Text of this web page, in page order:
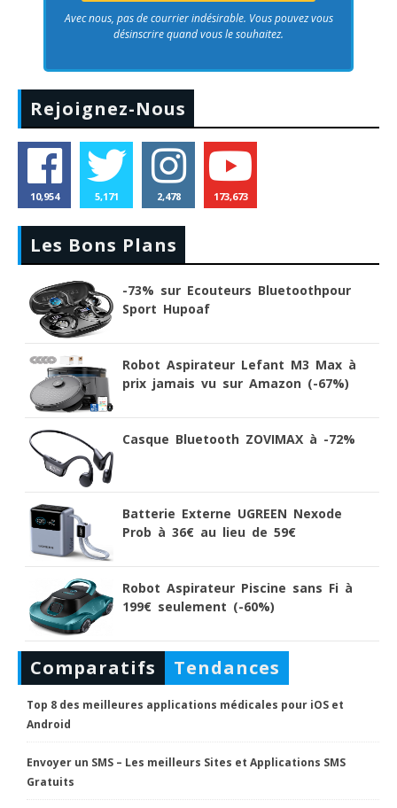
Avec nous, pas de courrier indésirable. Vous pouvez vous
désinscrire quand vous le souhaitez.
Rejoignez-Nous
10,954 5,171 2,478 173,673
Les Bons Plans
-73% sur Ecouteurs Bluetoothpour
Sport Hupoaf
Robot Aspirateur Lefant M3 Max à
prix jamais vu sur Amazon (-67%)
Casque Bluetooth ZOVIMAX à -72%
Batterie Externe UGREEN Nexode
Prob à 36€ au lieu de 59€
Robot Aspirateur Piscine sans Fi à
199€ seulement (-60%)
Comparatifs Tendances
Top 8 des meilleures applications médicales pour iOS et
Android
Envoyer un SMS – Les meilleurs Sites et Applications SMS
Gratuits